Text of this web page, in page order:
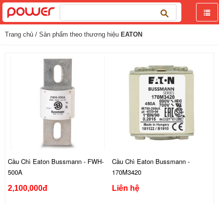
Tìm
kiếm
Trang chủ / Sản phẩm theo thương hiệu EATON
Cầu Chì Eaton Bussmann - FWH-
500A
2,100,000đ
Cầu Chì Eaton Bussmann -
170M3420
Liên hệ